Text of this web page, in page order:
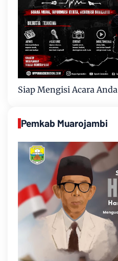
Siap Mengisi Acara Anda
Pemkab Muarojambi